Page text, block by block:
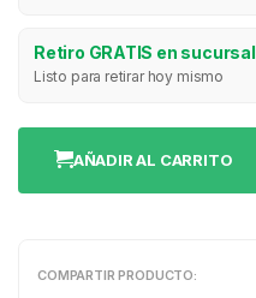
Retiro GRATIS en sucursal
Listo para retirar hoy mismo
AÑADIR AL CARRITO
COMPARTIR PRODUCTO: